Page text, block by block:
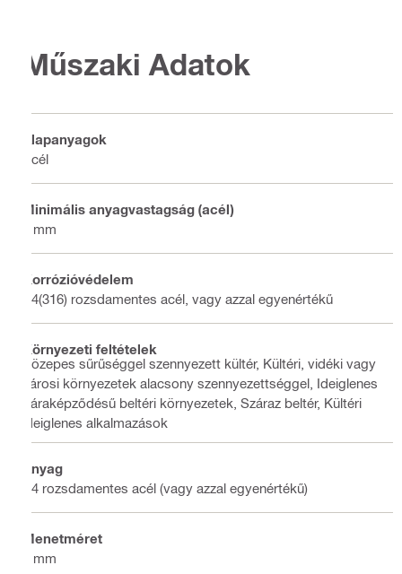
Műszaki Adatok
Alapanyagok
Acél
Minimális anyagvastagság (acél)
6 mm
Korrózióvédelem
A4(316) rozsdamentes acél, vagy azzal egyenértékű
Környezeti feltételek
Közepes sűrűséggel szennyezett kültér, Kültéri, vidéki vagy
városi környezetek alacsony szennyezettséggel, Ideiglenes
páraképződésű beltéri környezetek, Száraz beltér, Kültéri
ideiglenes alkalmazások
Anyag
A4 rozsdamentes acél (vagy azzal egyenértékű)
Menetméret
8 mm